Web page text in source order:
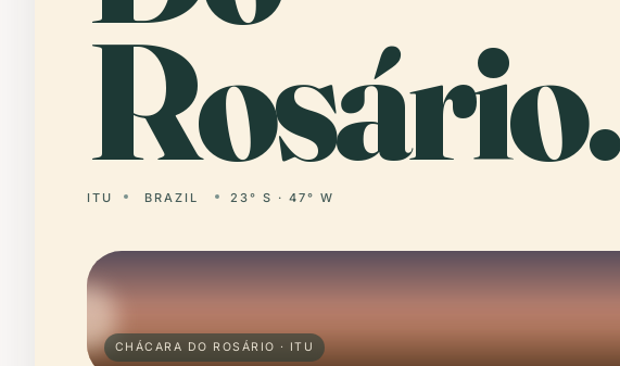
Rosário.
ITU BRAZIL 23° S · 47° W
CHÁCARA DO ROSÁRIO · ITU